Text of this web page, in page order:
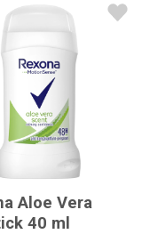
Aloe Vera
40 ml